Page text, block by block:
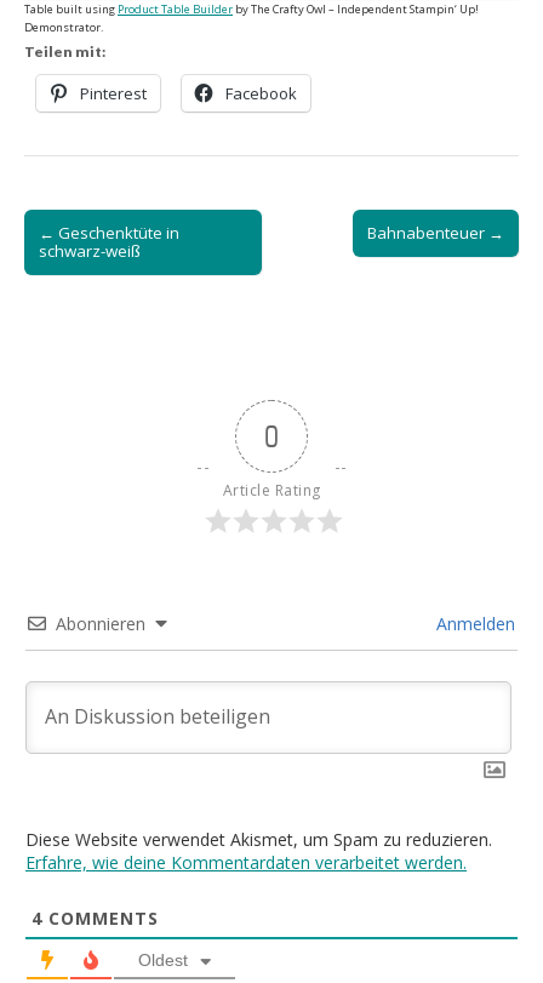
Table built using Product Table Builder by The Crafty Owl – Independent Stampin‘ Up!
Demonstrator.
Teilen mit:
Pinterest Facebook
Post
navigation
← Geschenktüte in
schwarz-weiß
Bahnabenteuer →
0
Article Rating
Abonnieren Anmelden
Diese Website verwendet Akismet, um Spam zu reduzieren.
Erfahre, wie deine Kommentardaten verarbeitet werden.
4 COMMENTS
Oldest